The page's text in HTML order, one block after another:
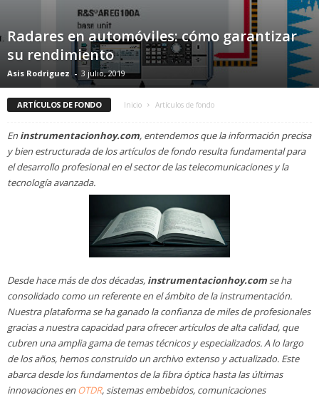
Radares en automóviles: cómo garantizar
su rendimiento
Asis Rodriguez - 3 julio, 2019
ARTÍCULOS DE FONDO Inicio Artículos de fondo
Eninstrumentacionhoy.com, entendemos que la información precisa
y bien estructurada de los artículos de fondo resulta fundamental para
el desarrollo profesional en el sector de las telecomunicaciones y la
tecnología avanzada.
Desde hace más de dos décadas, instrumentacionhoy.comse ha
consolidado como un referente en el ámbito de la instrumentación.
Nuestra plataforma se ha ganado la confianza de miles de profesionales
gracias a nuestra capacidad para ofrecer artículos de alta calidad, que
cubren una amplia gama de temas técnicos y especializados. A lo largo
de los años, hemos construido un archivo extenso y actualizado. Este
abarca desde los fundamentos de la fibra óptica hasta las últimas
innovaciones enOTDR, sistemas embebidos, comunicaciones